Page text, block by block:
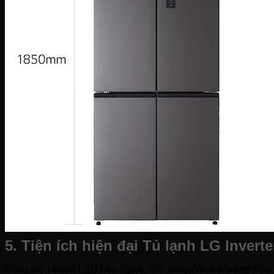
5. Tiện ích hiện đại Tủ lạnh LG